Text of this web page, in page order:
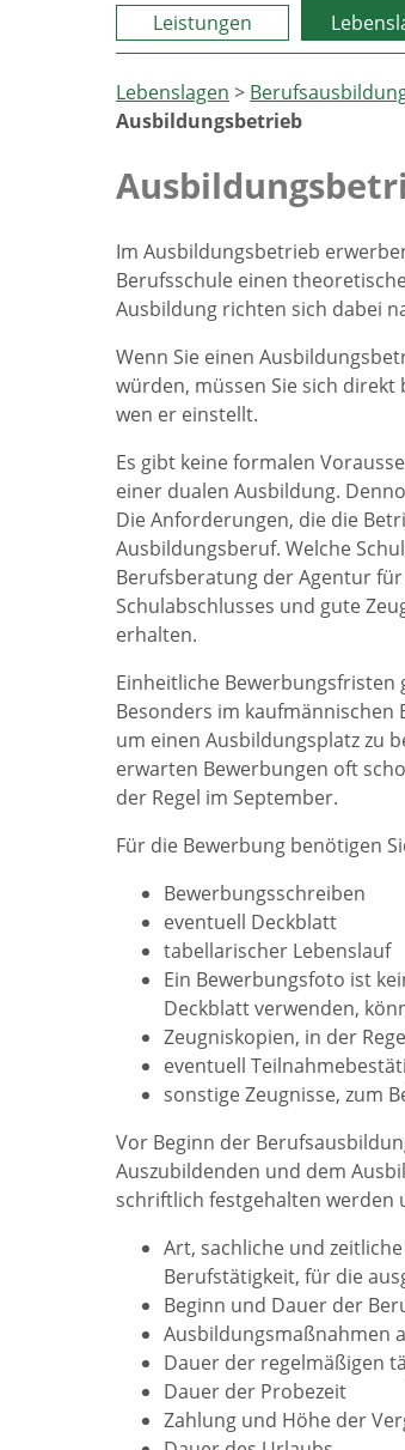
Leistungen
Lebenslagen >
Ausbildungsbetrieb
Im Ausbildungsbetrieb
Berufsschule einen
Ausbildung richten sich dabei
Wenn Sie einen
würden, müssen Sie sich
wen er einstellt.
Es gibt keine formalen
einer dualen Ausbildung.
Die Anforderungen, die die
Ausbildungsberuf. Welche
Berufsberatung der Agentur
Schulabschlusses und gute
erhalten.
Einheitliche Bewerbungsfristen
Besonders im kaufmännischen
um einen Ausbildungsplatz zu
erwarten Bewerbungen oft
der Regel im September.
Für die Bewerbung benötigen
Bewerbungsschreiben
eventuell Deckblatt
tabellarischer Lebenslauf
Ein Bewerbungsfoto ist
Deckblatt verwenden,
Zeugniskopien, in der
eventuell
sonstige Zeugnisse, zum
Vor Beginn der
Auszubildenden und dem
schriftlich festgehalten werden
Art, sachliche und
Berufstätigkeit, für die
Beginn und Dauer der
Ausbildungsmaßnahmen
Dauer der regelmäßigen
Dauer der Probezeit
Zahlung und Höhe der